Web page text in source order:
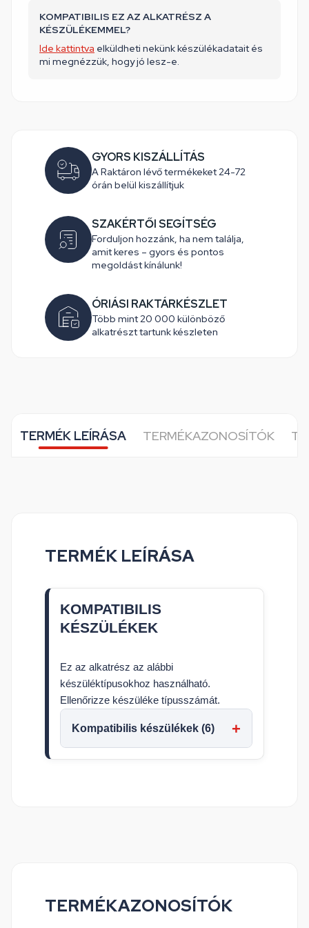
KOMPATIBILIS EZ AZ ALKATRÉSZ A
KÉSZÜLÉKEMMEL?
Ide kattintva elküldheti nekünk készülékadatait és
mi megnézzük, hogy jó lesz-e.
GYORS KISZÁLLÍTÁS
A Raktáron lévő termékeket 24-72
órán belül kiszállítjuk
SZAKÉRTŐI SEGÍTSÉG
Forduljon hozzánk, ha nem találja,
amit keres – gyors és pontos
megoldást kínálunk!
ÓRIÁSI RAKTÁRKÉSZLET
Több mint 20 000 különböző
alkatrészt tartunk készleten
TERMÉK LEÍRÁSA TERMÉKAZONOSÍTÓK
TERMÉK LEÍRÁSA
KOMPATIBILIS
KÉSZÜLÉKEK
Ez az alkatrész az alábbi
készüléktípusokhoz használható.
Ellenőrizze készüléke típusszámát.
Kompatibilis készülékek (6)
TERMÉKAZONOSÍTÓK